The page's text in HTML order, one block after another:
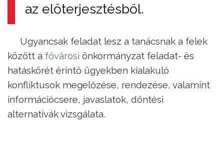
az előterjesztésből.
Ugyancsak feladat lesz a tanácsnak a felek
között a fővárosi önkormányzat feladat- és
hatáskörét érintő ügyekben kialakuló
konfliktusok megelőzése, rendezése, valamint
információcsere, javaslatok, döntési
alternatívák vizsgálata.